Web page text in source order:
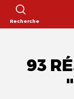
Recherche
93